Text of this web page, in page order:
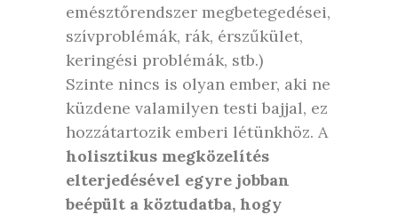
emésztőrendszer megbetegedései,
szívproblémák, rák, érszűkület,
keringési problémák, stb.)
Szinte nincs is olyan ember, aki ne
küzdene valamilyen testi bajjal, ez
hozzátartozik emberi létünkhöz. A
holisztikus megközelítés
elterjedésével egyre jobban
beépült a köztudatba, hogy